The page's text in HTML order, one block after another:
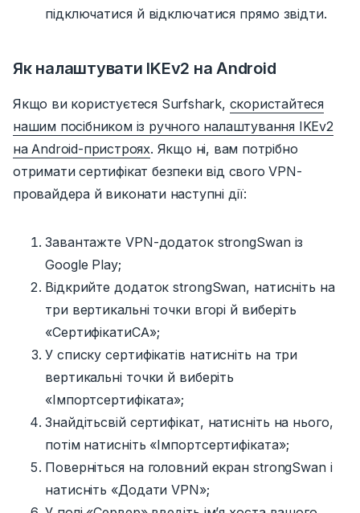
підключатися й відключатися прямо звідти.
Як налаштувати IKEv2 на Android
Якщо ви користуєтеся Surfshark, скористайтеся
нашим посібником із ручного налаштування IKEv2
на Android-пристроях. Якщо ні, вам потрібно
отримати сертифікат безпеки від свого VPN-
провайдера й виконати наступні дії:
Завантажте VPN-додаток strongSwan із
Google Play;
Відкрийте додаток strongSwan, натисніть на
три вертикальні точки вгорі й виберіть
«СертифікатиCA»;
У списку сертифікатів натисніть на три
вертикальні точки й виберіть
«Імпортсертифіката»;
Знайдітьсвій сертифікат, натисніть на нього,
потім натисніть «Імпортсертифіката»;
Поверніться на головний екран strongSwan і
натисніть «ДодатиVPN»;